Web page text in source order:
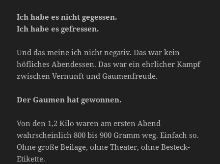
Ich habe es nicht gegessen.
Ich habe es gefressen.
Und das meine ich nicht negativ. Das war kein
höfliches Abendessen. Das war ein ehrlicher Kampf
zwischen Vernunft und Gaumenfreude.
Der Gaumen hat gewonnen.
Von den 1,2 Kilo waren am ersten Abend
wahrscheinlich 800 bis 900 Gramm weg. Einfach so.
Ohne große Beilage, ohne Theater, ohne Besteck-
Etikette.